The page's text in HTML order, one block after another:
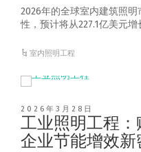
2026年的全球室内建筑照
性，预计将从227.1亿美元
室内照明工程
2026年3月28日
工业照明工程
企业节能增效新